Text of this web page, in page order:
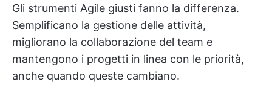
Gli strumenti Agile giusti fanno la differenza.
Semplificano la gestione delle attività,
migliorano la collaborazione del team e
mantengono i progetti in linea con le priorità,
anche quando queste cambiano.